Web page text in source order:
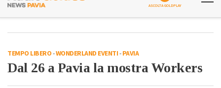
ASCOLTA GOLDPLAY
TEMPO LIBERO-WONDERLAND EVENTI-PAVIA
Dal 26 a Pavia la mostra Workers